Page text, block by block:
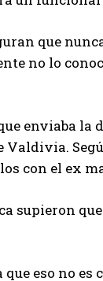
que
no lo
enviaba
Valdivia.
con el ex
supieron
que eso no